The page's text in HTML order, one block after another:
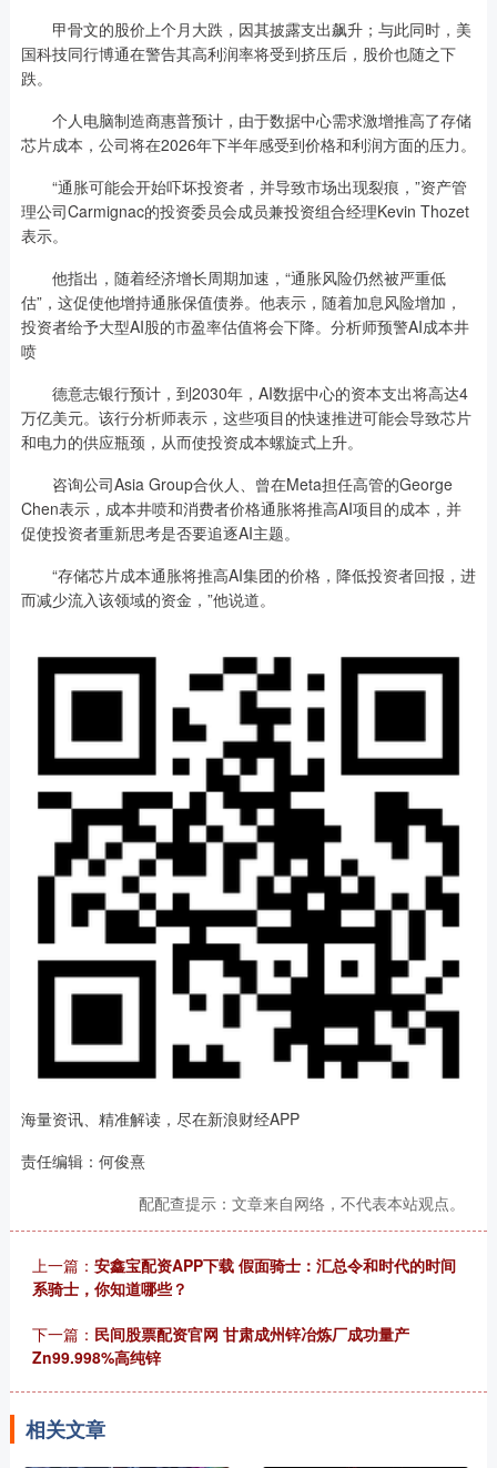
甲骨文的股价上个月大跌，因其披露支出飙升；与此同时，美
国科技同行博通在警告其高利润率将受到挤压后，股价也随之下
跌。
个人电脑制造商惠普预计，由于数据中心需求激增推高了存储
芯片成本，公司将在2026年下半年感受到价格和利润方面的压力。
“通胀可能会开始吓坏投资者，并导致市场出现裂痕，”资产管
理公司Carmignac的投资委员会成员兼投资组合经理Kevin Thozet
表示。
他指出，随着经济增长周期加速，“通胀风险仍然被严重低
估”，这促使他增持通胀保值债券。他表示，随着加息风险增加，
投资者给予大型AI股的市盈率估值将会下降。分析师预警AI成本井
喷
德意志银行预计，到2030年，AI数据中心的资本支出将高达4
万亿美元。该行分析师表示，这些项目的快速推进可能会导致芯片
和电力的供应瓶颈，从而使投资成本螺旋式上升。
咨询公司Asia Group合伙人、曾在Meta担任高管的George
Chen表示，成本井喷和消费者价格通胀将推高AI项目的成本，并
促使投资者重新思考是否要追逐AI主题。
“存储芯片成本通胀将推高AI集团的价格，降低投资者回报，进
而减少流入该领域的资金，”他说道。
海量资讯、精准解读，尽在新浪财经APP
责任编辑：何俊熹
配配查提示：文章来自网络，不代表本站观点。
上一篇： 安鑫宝配资APP下载 假面骑士：汇总令和时代的时间
系骑士，你知道哪些？
下一篇： 民间股票配资官网 甘肃成州锌冶炼厂成功量产
Zn99.998%高纯锌
相关文章